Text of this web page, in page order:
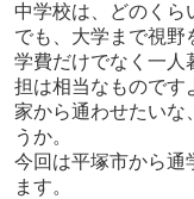
中学校は、どのくら
でも、大学まで視野
学費だけでなく一人
担は相当なものです
家から通わせたいな
うか。
今回は平塚市から通
ます。